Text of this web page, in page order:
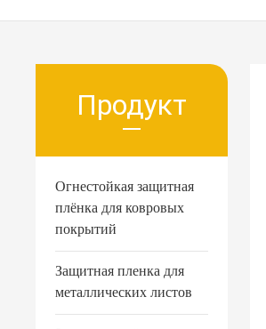
Продукт
Огнестойкая защитная
плёнка для ковровых
покрытий
Защитная пленка для
металлических листов